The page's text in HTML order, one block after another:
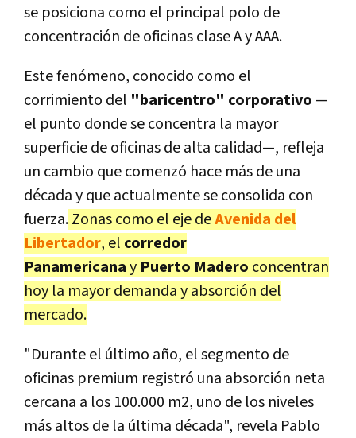
se posiciona como el principal polo de
concentración de oficinas clase A y AAA.
Este fenómeno, conocido como el
corrimiento del "baricentro" corporativo —
el punto donde se concentra la mayor
superficie de oficinas de alta calidad—, refleja
un cambio que comenzó hace más de una
década y que actualmente se consolida con
fuerza.Zonas como el eje deAvenida del
Libertador, el corredor
Panamericanay Puerto Madero concentran
hoy la mayor demanda y absorción del
mercado.
"Durante el último año, el segmento de
oficinas premium registró una absorción neta
cercana a los 100.000 m2, uno de los niveles
más altos de la última década", revela Pablo